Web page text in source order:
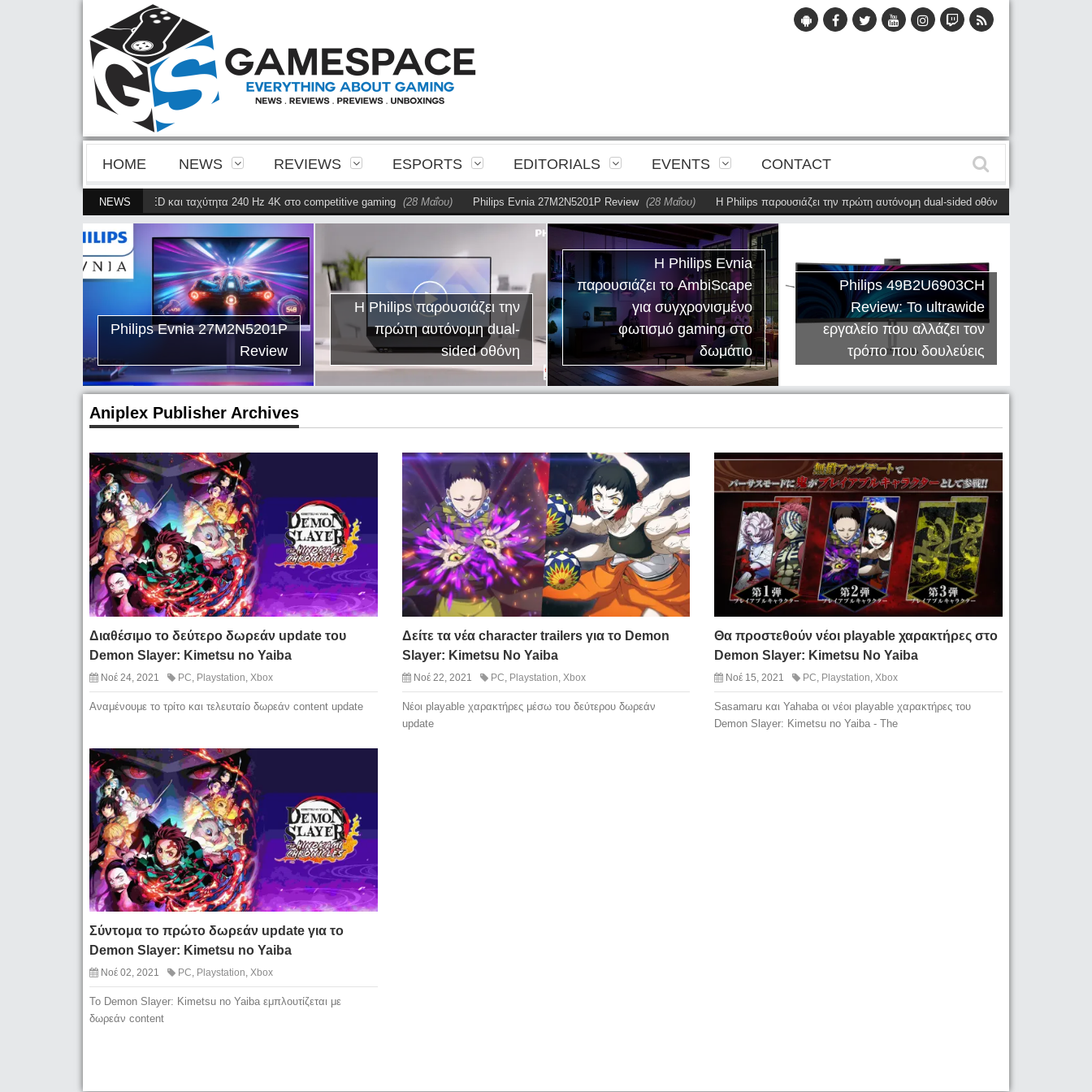
HOME NEWS REVIEWS ESPORTS EDITORIALS EVENTS CONTACT
NEWS
της 4ης γενιάς QD-OLED και ταχύτητα 240 Hz 4K στο competitive gaming (28 Μαΐου) Philips Evnia 27M2N5201P Review (28 Μαΐου) Η Philips παρουσιάζει την πρώτη αυτόνομη dual-sided οθόνη (28 Μαΐου)
Philips Evnia 27M2N5201P
Review
Η Philips παρουσιάζει την
πρώτη αυτόνομη dual-
sided οθόνη
Η Philips Evnia
παρουσιάζει το AmbiScape
για συγχρονισμένο
φωτισμό gaming στο
δωμάτιο
Philips 49B2U6903CH
Review: Το ultrawide
εργαλείο που αλλάζει τον
τρόπο που δουλεύεις
Aniplex Publisher Archives
Διαθέσιμο το δεύτερο δωρεάν update του
Demon Slayer: Kimetsu no Yaiba
Νοέ 24, 2021 PC Playstation Xbox
Αναμένουμε το τρίτο και τελευταίο δωρεάν content update
Δείτε τα νέα character trailers για το Demon
Slayer: Kimetsu No Yaiba
Νοέ 22, 2021 PC Playstation Xbox
Νέοι playable χαρακτήρες μέσω του δεύτερου δωρεάν
update
Θα προστεθούν νέοι playable χαρακτήρες στο
Demon Slayer: Kimetsu No Yaiba
Νοέ 15, 2021 PC Playstation Xbox
Sasamaru και Yahaba οι νέοι playable χαρακτήρες του
Demon Slayer: Kimetsu no Yaiba - The
Σύντομα το πρώτο δωρεάν update για το
Demon Slayer: Kimetsu no Yaiba
Νοέ 02, 2021 PC, Playstation, Xbox
Το Demon Slayer: Kimetsu no Yaiba εμπλουτίζεται με
δωρεάν content